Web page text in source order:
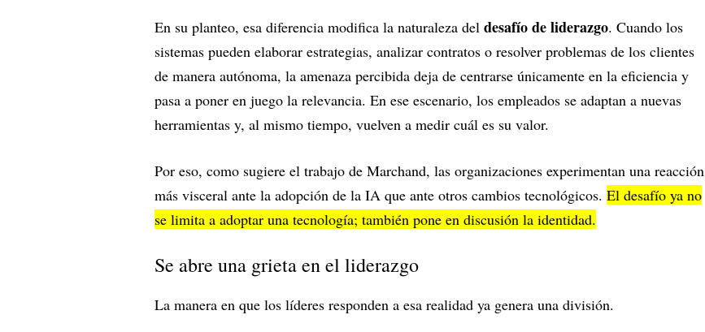
En su planteo, esa diferencia modifica la naturaleza del desafío de liderazgo. Cuando los
sistemas pueden elaborar estrategias, analizar contratos o resolver problemas de los clientes
de manera autónoma, la amenaza percibida deja de centrarse únicamente en la eficiencia y
pasa a poner en juego la relevancia. En ese escenario, los empleados se adaptan a nuevas
herramientas y, al mismo tiempo, vuelven a medir cuál es su valor.
Por eso, como sugiere el trabajo de Marchand, las organizaciones experimentan una reacción
más visceral ante la adopción de la IA que ante otros cambios tecnológicos. El desafío ya no
se limita a adoptar una tecnología; también pone en discusión la identidad.
Se abre una grieta en el liderazgo
La manera en que los líderes responden a esa realidad ya genera una división.